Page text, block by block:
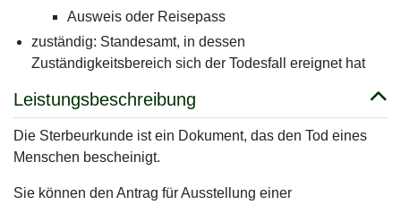
Ausweis oder Reisepass
zuständig: Standesamt, in dessen
Zuständigkeitsbereich sich der Todesfall ereignet hat
Leistungsbeschreibung
Die Sterbeurkunde ist ein Dokument, das den Tod eines
Menschen bescheinigt.
Sie können den Antrag für Ausstellung einer